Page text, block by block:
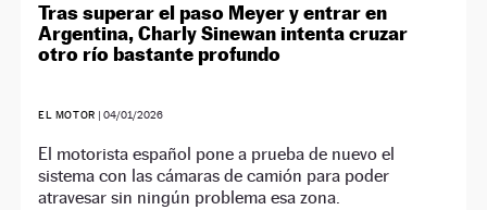
Tras superar el paso Meyer y entrar en
Argentina, Charly Sinewan intenta cruzar
otro río bastante profundo
EL MOTOR | 04/01/2026
El motorista español pone a prueba de nuevo el
sistema con las cámaras de camión para poder
atravesar sin ningún problema esa zona.